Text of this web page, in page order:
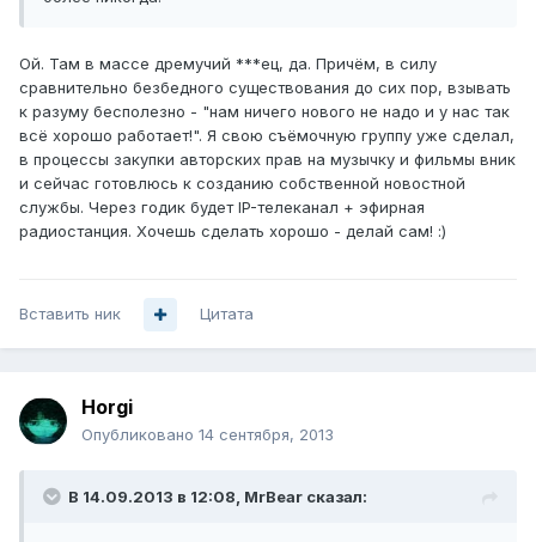
Ой. Там в массе дремучий ***ец, да. Причём, в силу
сравнительно безбедного существования до сих пор, взывать
к разуму бесполезно - "нам ничего нового не надо и у нас так
всё хорошо работает!". Я свою съёмочную группу уже сделал,
в процессы закупки авторских прав на музычку и фильмы вник
и сейчас готовлюсь к созданию собственной новостной
службы. Через годик будет IP-телеканал + эфирная
радиостанция. Хочешь сделать хорошо - делай сам! :)
Вставить ник Цитата
Horgi
Опубликовано 14 сентября, 2013
В 14.09.2013 в 12:08, MrBear сказал: